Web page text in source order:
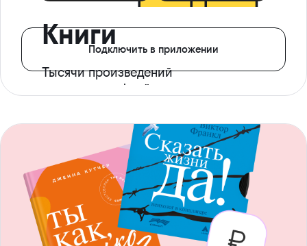
Книги
Тысячи произведений
с доступом офлайн
Подключить в приложении